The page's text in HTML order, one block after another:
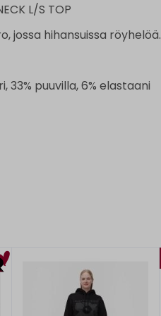
L/S TOP
jossa hihansuissa röyhelöä.
33% puuvilla, 6% elastaani